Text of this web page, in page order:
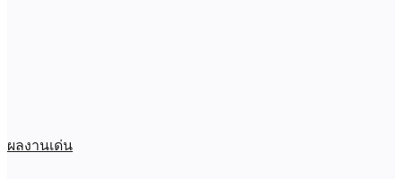
ผลงานเด่น